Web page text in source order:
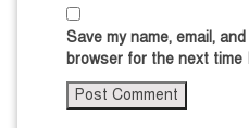
Save my name, email,
browser for the next time